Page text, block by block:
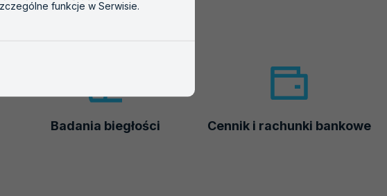
Badania biegłości Cennik i rachunki bankowe
funkcje w Serwisie.